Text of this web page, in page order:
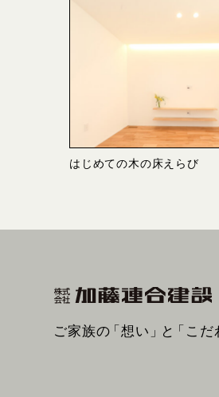
はじめての木の床えらび
ご家族の「想い」と「こだ